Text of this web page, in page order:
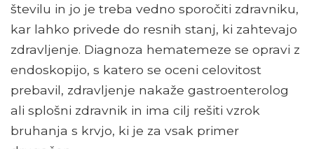
številu in jo je treba vedno sporočiti zdravniku,
kar lahko privede do resnih stanj, ki zahtevajo
zdravljenje. Diagnoza hematemeze se opravi z
endoskopijo, s katero se oceni celovitost
prebavil, zdravljenje nakaže gastroenterolog
ali splošni zdravnik in ima cilj rešiti vzrok
bruhanja s krvjo, ki je za vsak primer